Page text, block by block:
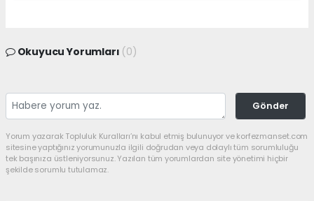
Okuyucu Yorumları (0)
Gönder
Yorum yazarak Topluluk Kuralları’nı kabul etmiş bulunuyor ve korfezmanset.com
sitesine yaptığınız yorumunuzla ilgili doğrudan veya dolaylı tüm sorumluluğu
tek başınıza üstleniyorsunuz. Yazılan tüm yorumlardan site yönetimi hiçbir
şekilde sorumlu tutulamaz.